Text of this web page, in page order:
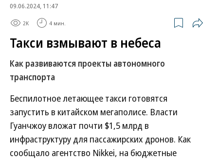
09.06.2024, 11:47
2K 4 мин.
Такси взмывают в небеса
Как развиваются проекты автономного
транспорта
Беспилотное летающее такси готовятся
запустить в китайском мегаполисе. Власти
Гуанчжоу вложат почти $1,5 млрд в
инфраструктуру для пассажирских дронов. Как
сообщало агентство Nikkei, на бюджетные